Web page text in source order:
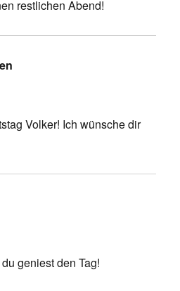
restlichen Abend!
Volker! Ich wünsche dir
geniest den Tag!